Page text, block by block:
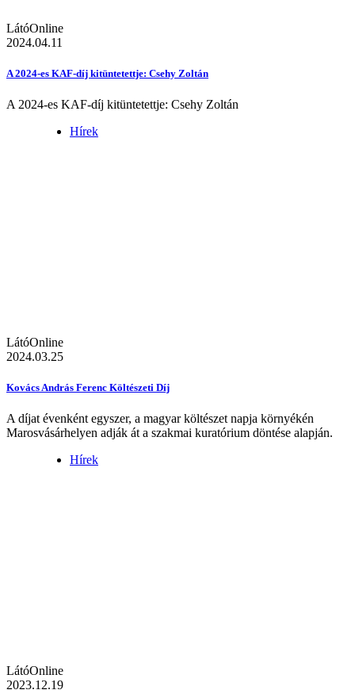
LátóOnline
2024.04.11
A 2024-es KAF-díj kitüntetettje: Csehy Zoltán
A 2024-es KAF-díj kitüntetettje: Csehy Zoltán
Hírek
LátóOnline
2024.03.25
Kovács András Ferenc Költészeti Díj
A díjat évenként egyszer, a magyar költészet napja környékén
Marosvásárhelyen adják át a szakmai kuratórium döntése alapján.
Hírek
LátóOnline
2023.12.19